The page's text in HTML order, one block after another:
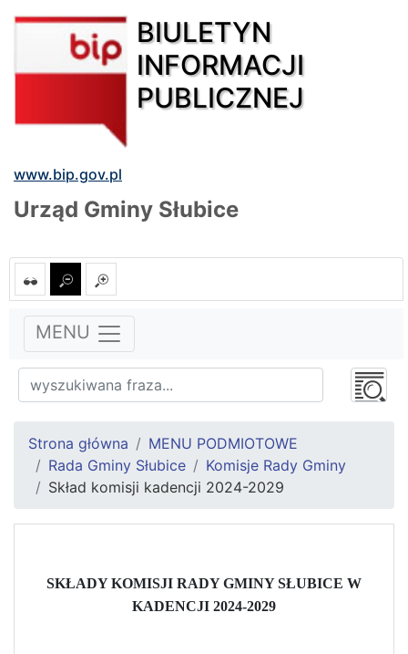
BIULETYN
INFORMACJI
PUBLICZNEJ
www.bip.gov.pl
Urząd Gminy Słubice
MENU
Strona główna
MENU PODMIOTOWE
Rada Gminy Słubice
Komisje Rady Gminy
Skład komisji kadencji 2024-2029
SKŁADY KOMISJI RADY GMINY SŁUBICE W
KADENCJI 2024-2029